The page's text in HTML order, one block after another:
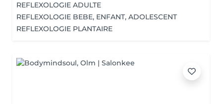
REFLEXOLOGIE ADULTE
REFLEXOLOGIE BEBE, ENFANT, ADOLESCENT
REFLEXOLOGIE PLANTAIRE